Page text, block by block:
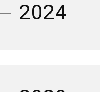
2024